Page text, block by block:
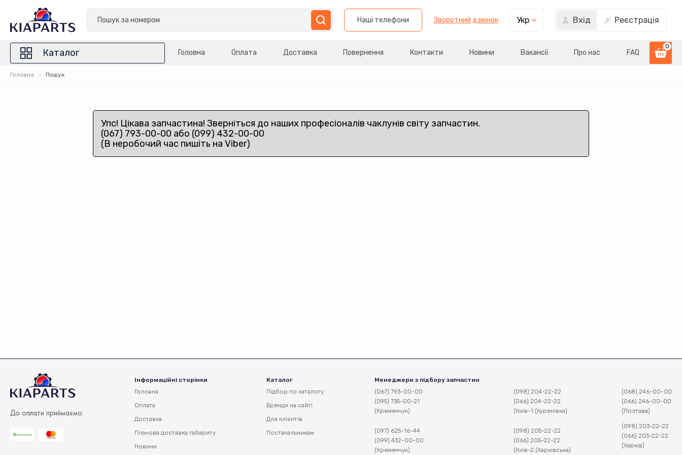
Наші телефони Зворотний дзвінок Укр Вхід Реєстрація
Каталог Головна Оплата Доставка Повернення Контакти Новини Вакансії Про нас FAQ
0
Головна Пошук
Упс! Цікава запчастина! Зверніться до наших професіоналів чаклунів світу запчастин.
(067) 793-00-00 або (099) 432-00-00
(В неробочий час пишіть на Viber)
До оплати приймаємо:
Інформаційні сторінки
Головна
Оплата
Доставка
Планова доставка габариту
Новини
Каталог
Підбор по каталогу
Бренди на сайті
Для клієнтів
Постачальникам
Менеджери з підбору запчастин
(067) 793-00-00
(095) 735-00-21
(Кременчук)
(097) 625-16-44
(099) 432-00-00
(Кременчук)
(098) 204-22-22
(066) 204-22-22
(Київ-1 (Куренівка)
(098) 205-22-22
(066) 205-22-22
(Київ-2 (Харківська)
(068) 246-00-00
(066) 246-00-00
(Полтава)
(098) 203-22-22
(066) 203-22-22
(Харків)